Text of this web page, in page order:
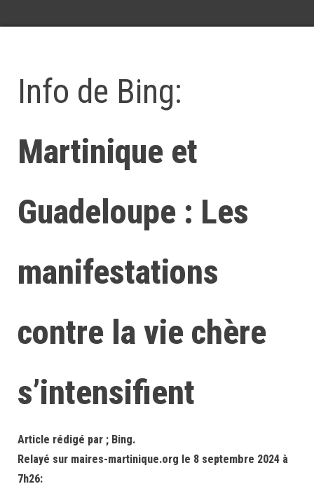
Info de Bing:
Martinique et
Guadeloupe : Les
manifestations
contre la vie chère
s’intensifient
Article rédigé par ; Bing.
Relayé sur maires-martinique.org le 8 septembre 2024 à
7h26: